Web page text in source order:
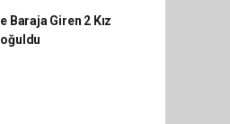
Baraja Giren 2 Kız